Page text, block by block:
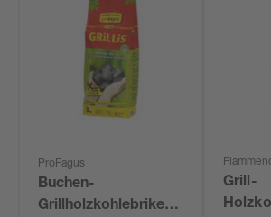
ProFagus
Buchen-
Grillholzkohlebriketts
Grill-